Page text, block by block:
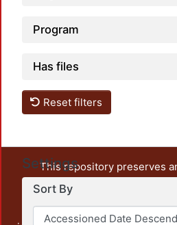
Program
Has files
Reset filters
Settings
Sort By
This repository preserves
unrestricted open access, the
output of UAM Azcapotzalco.
administrative and graphic